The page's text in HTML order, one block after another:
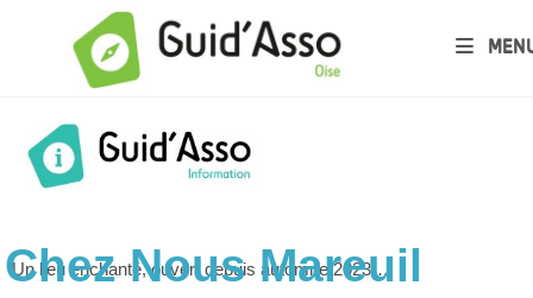
Chez Nous Mareuil
Un lieu enchanté, ouvert depuis automne 2023…